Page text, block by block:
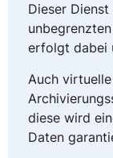
Dieser
erfolgt dabei
Auch
diese wird
Daten